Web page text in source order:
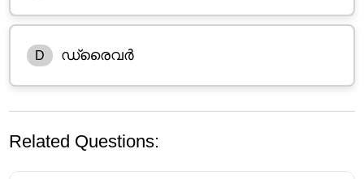
D ഡ്രൈവർ
Related Questions: